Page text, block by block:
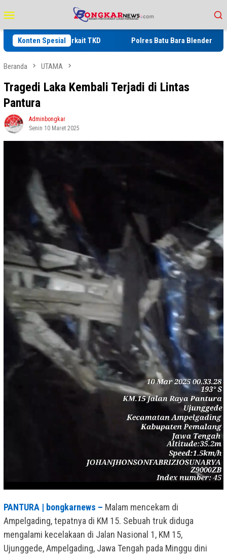
ke
kontenMobile
Konten Spesial
Terkait TKD Polres Batu Bara Blender 2 Kg Sabu
Beranda UTAMA
Tragedi Laka Kembali Terjadi di Lintas
Pantura
Adminbongkar
Senin 10 Maret 2025
PANTURA | bongkarnews – Malam mencekam di
Ampelgading, tepatnya di KM 15. Sebuah truk diduga
mengalami kecelakaan di Jalan Nasional 1, KM 15,
Ujunggede, Ampelgading, Jawa Tengah pada Minggu dini